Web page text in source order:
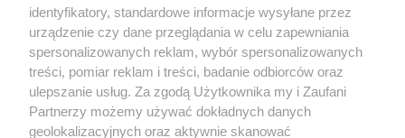
Kultura
X Facebook Instagram Youtube
identyfikatory, standardowe informacje wysyłane przez
urządzenie czy dane przeglądania w celu zapewniania
spersonalizowanych reklam, wybór spersonalizowanych
treści, pomiar reklam i treści, badanie odbiorców oraz
ulepszanie usług. Za zgodą Użytkownika my i Zaufani
Partnerzy możemy używać dokładnych danych
geolokalizacyjnych oraz aktywnie skanować